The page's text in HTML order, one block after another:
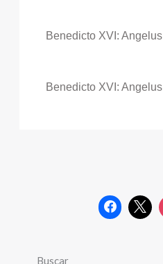
Benedicto XVI: Angelus
Benedicto XVI: Angelus
Buscar